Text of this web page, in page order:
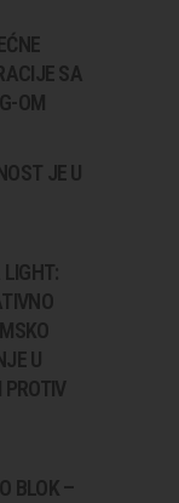
SA
OM
JE U
U
PROTIV
BLOK –